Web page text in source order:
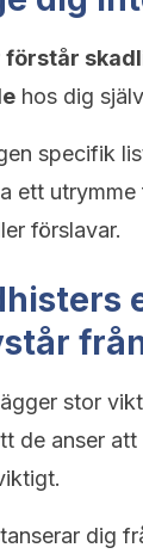
hos dig
specifik
ett
förslavar.
stor
de anser
dig